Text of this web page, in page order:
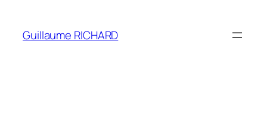
contenu
Guillaume RICHARD